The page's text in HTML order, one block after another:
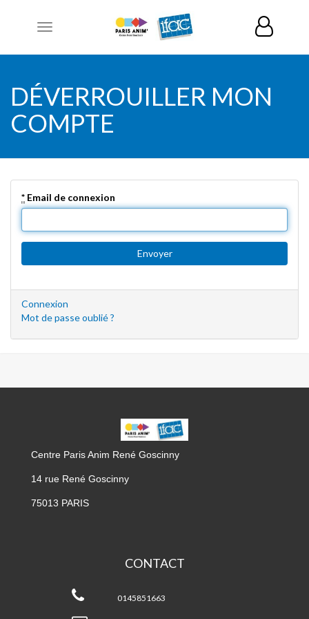
Toggle
DÉVERROUILLER MON
COMPTE
* Email de connexion
Connexion
Mot de passe oublié ?
CPA
GOSCINNY
Centre Paris Anim René Goscinny
14 rue René Goscinny
75013 PARIS
CONTACT
Goscinny
0145851663